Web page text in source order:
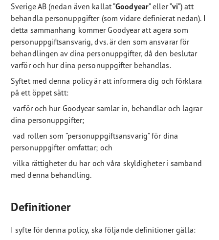
Sverige AB (nedan även kallat ”Goodyear” eller ”vi”) att
behandla personuppgifter (som vidare definierat nedan). I
detta sammanhang kommer Goodyear att agera som
personuppgiftsansvarig, dvs. är den som ansvarar för
behandlingen av dina personuppgifter, då den beslutar
varför och hur dina personuppgifter behandlas.
Syftet med denna policy är att informera dig och förklara
på ett öppet sätt:
varför och hur Goodyear samlar in, behandlar och lagrar
dina personuppgifter;
vad rollen som ”personuppgiftsansvarig” för dina
personuppgifter omfattar; och
vilka rättigheter du har och våra skyldigheter i samband
med denna behandling.
Definitioner
I syfte för denna policy, ska följande definitioner gälla: